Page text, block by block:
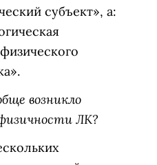
субъект», а:
возникло
ЛК?